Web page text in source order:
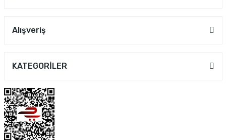
Alışveriş
KATEGORİLER